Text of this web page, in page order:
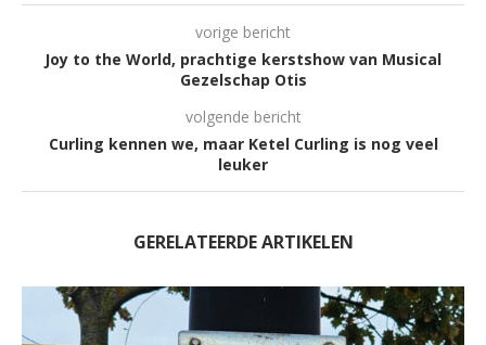
vorige bericht
Joy to the World, prachtige kerstshow van Musical
Gezelschap Otis
volgende bericht
Curling kennen we, maar Ketel Curling is nog veel
leuker
GERELATEERDE ARTIKELEN